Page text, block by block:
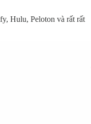
Hulu, Peloton và rất rất